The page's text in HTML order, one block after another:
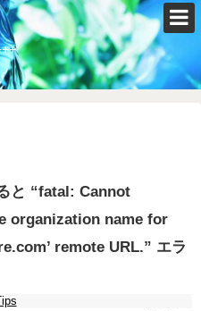
と “fatal: Cannot
organization name for
remote URL.” エラ